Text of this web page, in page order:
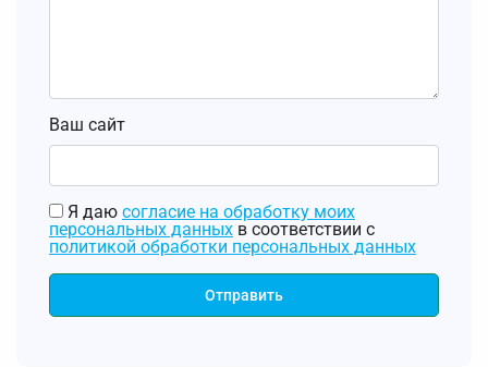
Ваш сайт
Я даю согласие на обработку моих
персональных данных в соответствии с
политикой обработки персональных данных
Отправить